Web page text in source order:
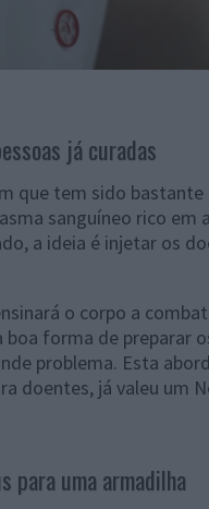
já curadas
que tem sido
sanguíneo rico em
a ideia é injetar os
o corpo a
boa forma de preparar
problema. Esta
doentes, já valeu um
para uma armadilha